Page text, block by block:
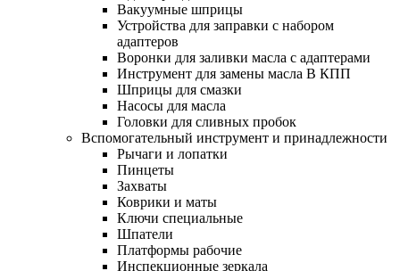
Вакуумные шприцы
Устройства для заправки с набором
адаптеров
Воронки для заливки масла с адаптерами
Инструмент для замены масла В КПП
Шприцы для смазки
Насосы для масла
Головки для сливных пробок
Вспомогательный инструмент и принадлежности
Рычаги и лопатки
Пинцеты
Захваты
Коврики и маты
Ключи специальные
Шпатели
Платформы рабочие
Инспекционные зеркала